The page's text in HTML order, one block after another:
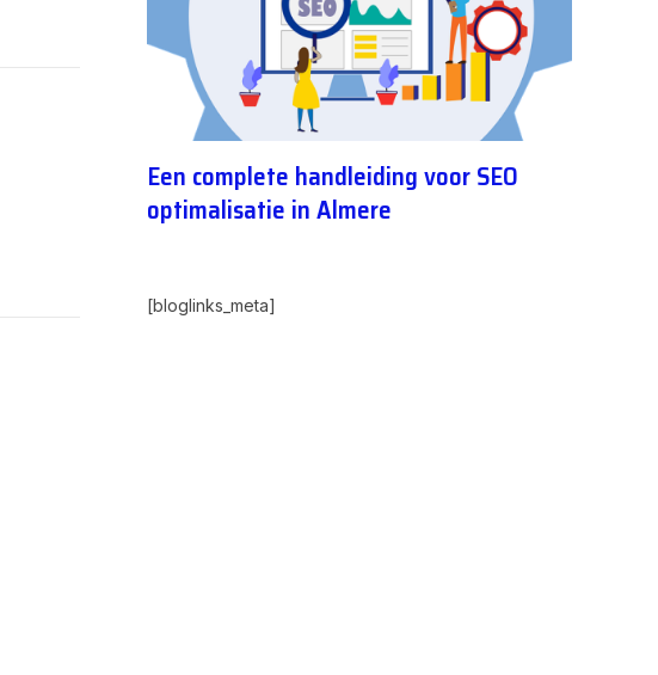
Een complete handleiding voor SEO
optimalisatie in Almere
[bloglinks_meta]